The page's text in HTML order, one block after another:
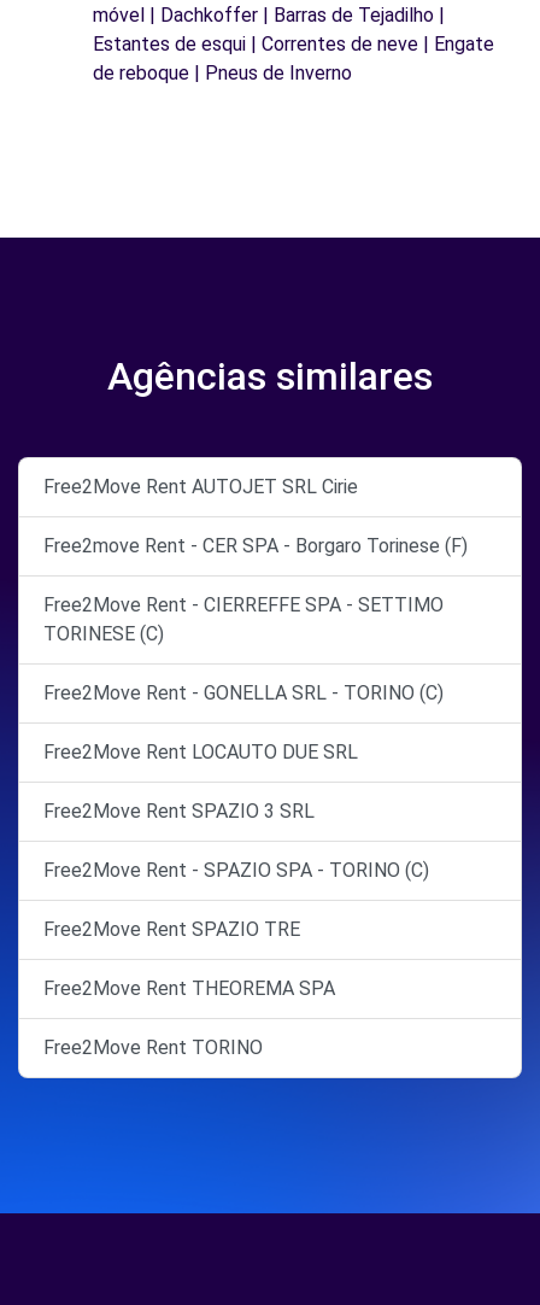
móvel | Dachkoffer | Barras de Tejadilho |
Estantes de esqui | Correntes de neve | Engate
de reboque | Pneus de Inverno
Agências similares
Free2Move Rent AUTOJET SRL Cirie
Free2move Rent - CER SPA - Borgaro Torinese (F)
Free2Move Rent - CIERREFFE SPA - SETTIMO
TORINESE (C)
Free2Move Rent - GONELLA SRL - TORINO (C)
Free2Move Rent LOCAUTO DUE SRL
Free2Move Rent SPAZIO 3 SRL
Free2Move Rent - SPAZIO SPA - TORINO (C)
Free2Move Rent SPAZIO TRE
Free2Move Rent THEOREMA SPA
Free2Move Rent TORINO